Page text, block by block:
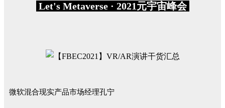
Let's Metaverse · 2021元宇宙峰会
微软混合现实产品市场经理孔宁